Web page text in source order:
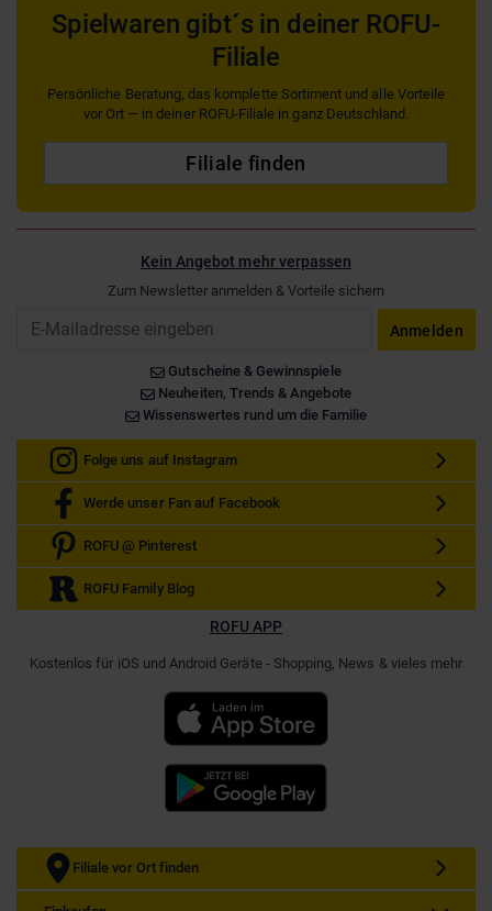
Spielwaren gibt´s in deiner ROFU-
Filiale
Persönliche Beratung, das komplette Sortiment und alle Vorteile
vor Ort — in deiner ROFU-Filiale in ganz Deutschland.
Filiale finden
Kein Angebot mehr verpassen
Zum Newsletter anmelden & Vorteile sichern
Anmelden
Gutscheine & Gewinnspiele
Neuheiten, Trends & Angebote
Wissenswertes rund um die Familie
Folge uns auf Instagram
Werde unser Fan auf Facebook
ROFU @ Pinterest
ROFU Family Blog
ROFU APP
Kostenlos für iOS und Android Geräte - Shopping, News & vieles mehr
Filiale vor Ort finden